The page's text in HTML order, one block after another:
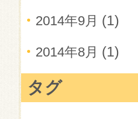
2014年9月 (1)
2014年8月 (1)
タグ